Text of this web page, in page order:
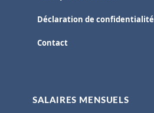
Déclaration de confidentialité
Contact
SALAIRES MENSUELS